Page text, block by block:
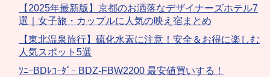
【2025年最新版】京都のお洒落なデザイナーズホテル7
選｜女子旅・カップルに人気の映え宿まとめ
【東北温泉旅行】硫化水素に注意！安全＆お得に楽しむ
人気スポット5選
ｿﾆｰBDﾚｺｰﾀﾞｰ BDZ-FBW2200 最安値買いする！